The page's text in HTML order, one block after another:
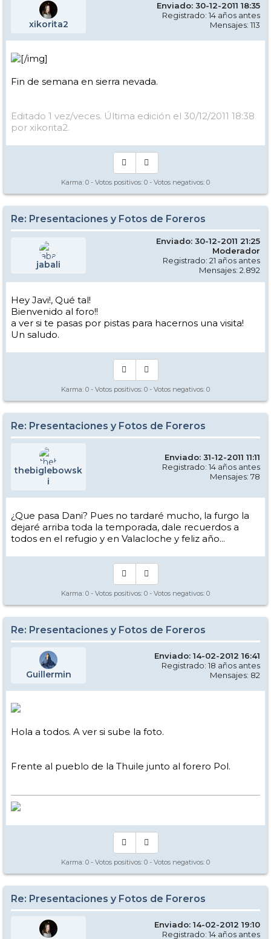
xikorita2
Enviado: 30-12-2011 18:35
Registrado: 14 años antes
Mensajes: 113
[/img]
Fin de semana en sierra nevada.
Editado 1 vez/veces. Última edición el 30/12/2011 18:38
por xikorita2.
Karma: 0 - Votos positivos: 0 - Votos negativos: 0
Re: Presentaciones y Fotos de Foreros
jabali
Enviado: 30-12-2011 21:25
Moderador
Registrado: 21 años antes
Mensajes: 2.892
Hey Javi!, Qué tal!
Bienvenido al foro!!
a ver si te pasas por pistas para hacernos una visita!
Un saludo.
Karma: 0 - Votos positivos: 0 - Votos negativos: 0
Re: Presentaciones y Fotos de Foreros
thebiglebowsk
i
Enviado: 31-12-2011 11:11
Registrado: 14 años antes
Mensajes: 78
¿Que pasa Dani? Pues no tardaré mucho, la furgo la
dejaré arriba toda la temporada, dale recuerdos a
todos en el refugio y en Valacloche y feliz año...
Karma: 0 - Votos positivos: 0 - Votos negativos: 0
Re: Presentaciones y Fotos de Foreros
Guillermin
Enviado: 14-02-2012 16:41
Registrado: 18 años antes
Mensajes: 82
Hola a todos. A ver si sube la foto.
Frente al pueblo de la Thuile junto al forero Pol.
Karma: 0 - Votos positivos: 0 - Votos negativos: 0
Re: Presentaciones y Fotos de Foreros
Enviado: 14-02-2012 19:10
Registrado: 14 años antes